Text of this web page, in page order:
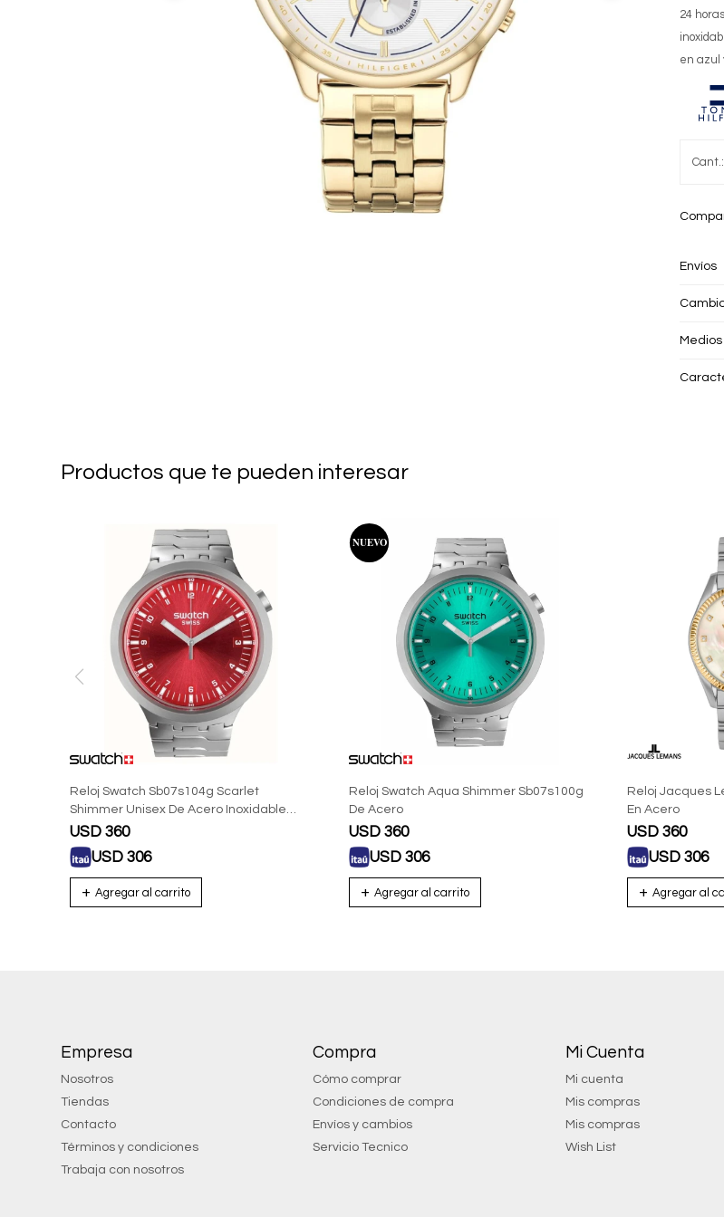
24
en azul
Envíos
Productos que te pueden interesar
Reloj Swatch Sb07s104g Scarlet
Shimmer Unisex De Acero Inoxidable
Rojo
USD 360
USD 306
Reloj Swatch Aqua Shimmer Sb07s100g
De Acero
USD 360
USD 306
Reloj Jacques
En Acero
USD 360
USD 306
Empresa
Nosotros
Tiendas
Contacto
Términos y condiciones
Trabaja con nosotros
Compra
Cómo comprar
Condiciones de compra
Envíos y cambios
Servicio Tecnico
Mi Cuenta
Mi cuenta
Mis compras
Mis compras
Wish List